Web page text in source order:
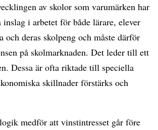
av skolor som varumärken har
i arbetet för både lärare, elever
och deras skolpeng och måste därför
på skolmarknaden. Det leder till ett
Dessa är ofta riktade till speciella
skillnader förstärks och
medför att vinstintresset går före